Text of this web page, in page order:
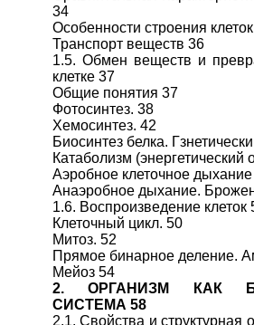
34
Особенности строения
Транспорт веществ 36
1.5. Обмен веществ и
клетке 37
Общие понятия 37
Фотосинтез. 38
Хемосинтез. 42
Биосинтез белка.
Катаболизм (энергетический
Аэробное клеточное
Анаэробное дыхание.
1.6. Воспроизведение клеток
Клеточный цикл. 50
Митоз. 52
Прямое бинарное деление.
Мейоз 54
2. ОРГАНИЗМ КАК
СИСТЕМА 58
2.1. Свойства и структурная